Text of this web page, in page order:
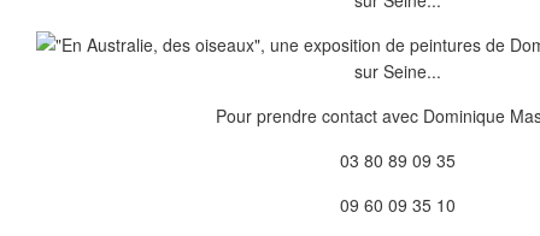
Pour prendre contact avec Dominique
03 80 89 09 35
09 60 09 35 10